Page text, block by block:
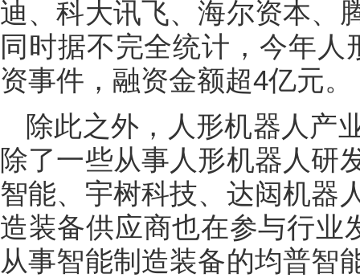
迪、科大讯飞、海尔资本、
同时据不完全统计，今年
资事件，融资金额超4亿元。
除此之外，人形机器人产
除了一些从事人形机器人研
智能、宇树科技、达闼机器
造装备供应商也在参与行业
从事智能制造装备的均普智